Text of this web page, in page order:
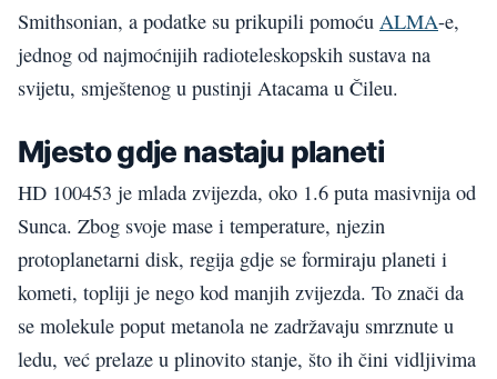
Smithsonian, a podatke su prikupili pomoću ALMA-e,
jednog od najmoćnijih radioteleskopskih sustava na
svijetu, smještenog u pustinji Atacama u Čileu.
Mjesto gdje nastaju planeti
HD 100453 je mlada zvijezda, oko 1.6 puta masivnija od
Sunca. Zbog svoje mase i temperature, njezin
protoplanetarni disk, regija gdje se formiraju planeti i
kometi, topliji je nego kod manjih zvijezda. To znači da
se molekule poput metanola ne zadržavaju smrznute u
ledu, već prelaze u plinovito stanje, što ih čini vidljivima